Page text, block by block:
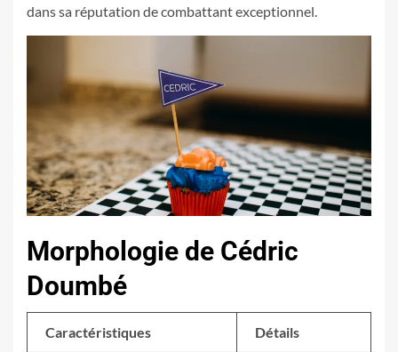
dans sa réputation de combattant exceptionnel.
Morphologie de Cédric
Doumbé
Caractéristiques Détails